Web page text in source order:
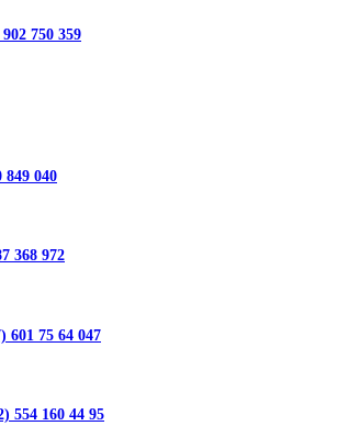
750 359
849 040
368 972
601 75 64 047
554 160 44 95